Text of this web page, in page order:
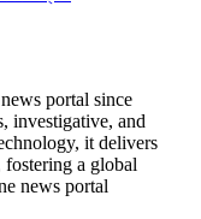
portal since
investigative, and
it delivers
fostering a global
news portal